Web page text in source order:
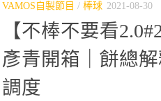
VAMOS自製節目 / 棒球 2021-08-30
【不棒不要看
彥青開箱｜餅總
調度